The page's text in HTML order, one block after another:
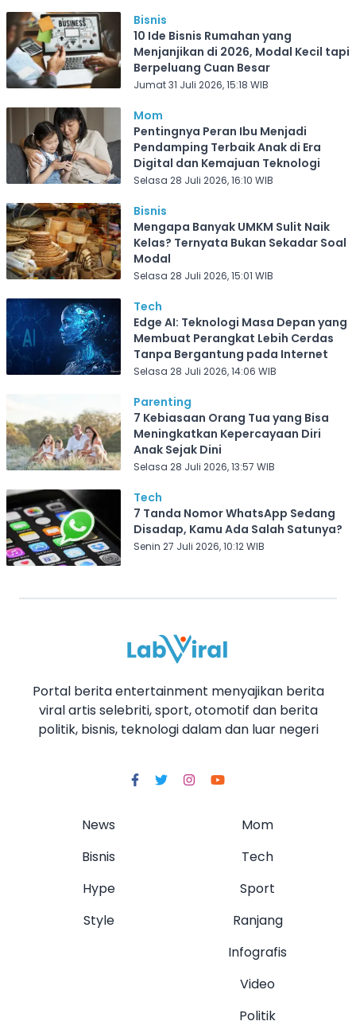
Bisnis
10 Ide Bisnis Rumahan yang
Menjanjikan di 2026, Modal Kecil tapi
Berpeluang Cuan Besar
Jumat 31 Juli 2026, 15:18 WIB
Mom
Pentingnya Peran Ibu Menjadi
Pendamping Terbaik Anak di Era
Digital dan Kemajuan Teknologi
Selasa 28 Juli 2026, 16:10 WIB
Bisnis
Mengapa Banyak UMKM Sulit Naik
Kelas? Ternyata Bukan Sekadar Soal
Modal
Selasa 28 Juli 2026, 15:01 WIB
Tech
Edge AI: Teknologi Masa Depan yang
Membuat Perangkat Lebih Cerdas
Tanpa Bergantung pada Internet
Selasa 28 Juli 2026, 14:06 WIB
Parenting
7 Kebiasaan Orang Tua yang Bisa
Meningkatkan Kepercayaan Diri
Anak Sejak Dini
Selasa 28 Juli 2026, 13:57 WIB
Tech
7 Tanda Nomor WhatsApp Sedang
Disadap, Kamu Ada Salah Satunya?
Senin 27 Juli 2026, 10:12 WIB
Portal berita entertainment menyajikan berita
viral artis selebriti, sport, otomotif dan berita
politik, bisnis, teknologi dalam dan luar negeri
News
Bisnis
Hype
Style
Mom
Tech
Sport
Ranjang
Infografis
Video
Politik